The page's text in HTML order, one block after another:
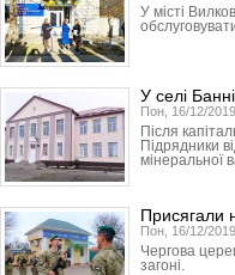
У місті
У селі
Пон, 16/12/
Після
Підрядники
мінеральної
Присягали
Пон, 16/12/
Чергова
загоні.